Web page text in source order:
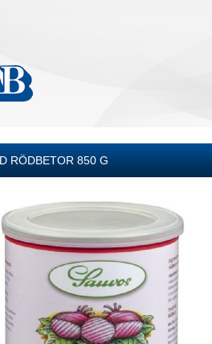
RÖDBETOR 850 G